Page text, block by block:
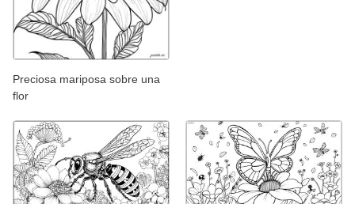
Preciosa mariposa sobre una
flor